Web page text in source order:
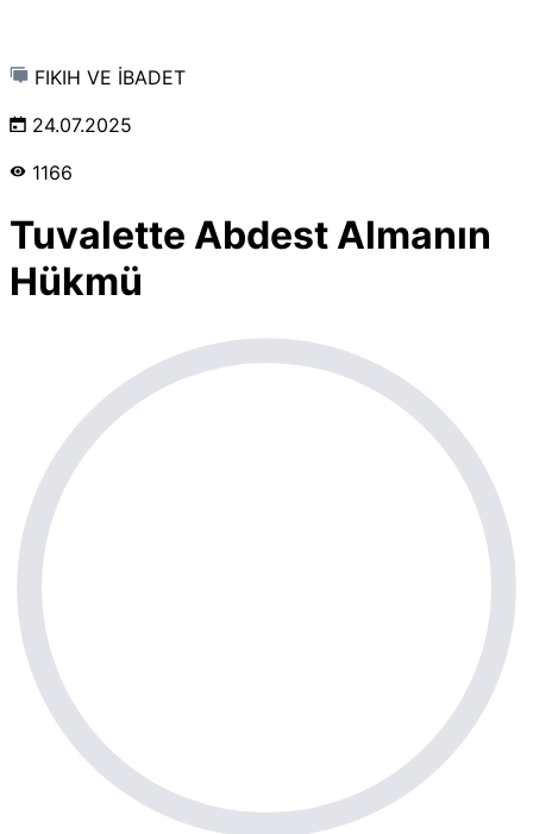
FIKIH VE İBADET
24.07.2025
1166
Tuvalette Abdest Almanın
Hükmü